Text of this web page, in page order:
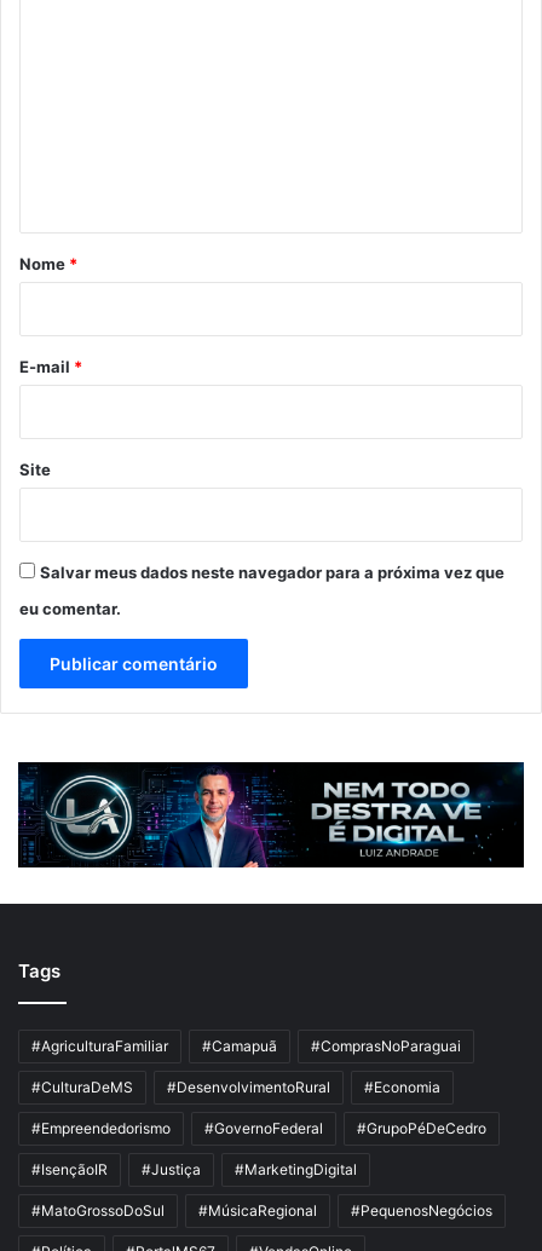
r
*
Nome *
E-mail *
Site
Salvar meus dados neste navegador para a próxima vez que
eu comentar.
Tags
#AgriculturaFamiliar #Camapuã #ComprasNoParaguai
#CulturaDeMS #DesenvolvimentoRural #Economia
#Empreendedorismo #GovernoFederal #GrupoPéDeCedro
#IsençãoIR #Justiça #MarketingDigital
#MatoGrossoDoSul #MúsicaRegional #PequenosNegócios